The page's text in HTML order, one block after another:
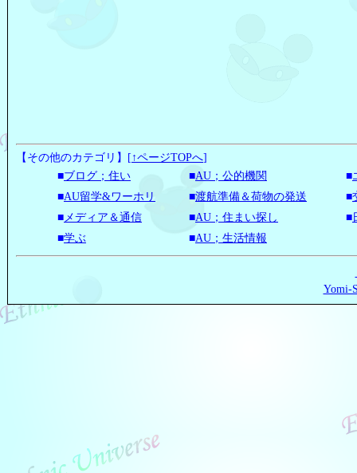
【その他のカテゴリ】 [ ↑ページTOPへ]
■ブログ；住い ■AU；公的機関 ■
■AU留学&ワーホリ ■渡航準備＆荷物の発送 ■
■メディア＆通信 ■AU；住まい探し ■
■学ぶ ■AU；生活情報
Yomi-